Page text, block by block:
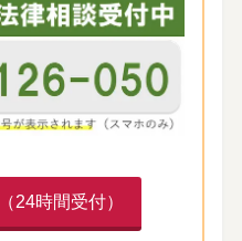
24時間受付）